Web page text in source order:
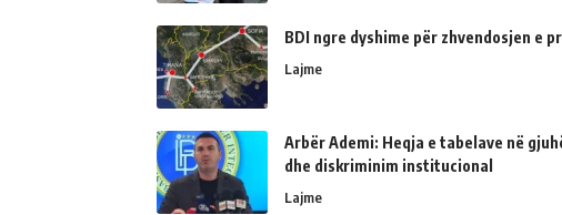
BDI ngre dyshime për zhvendosjen e
Lajme
Arbër Ademi: Heqja e tabelave në
dhe diskriminim institucional
Lajme